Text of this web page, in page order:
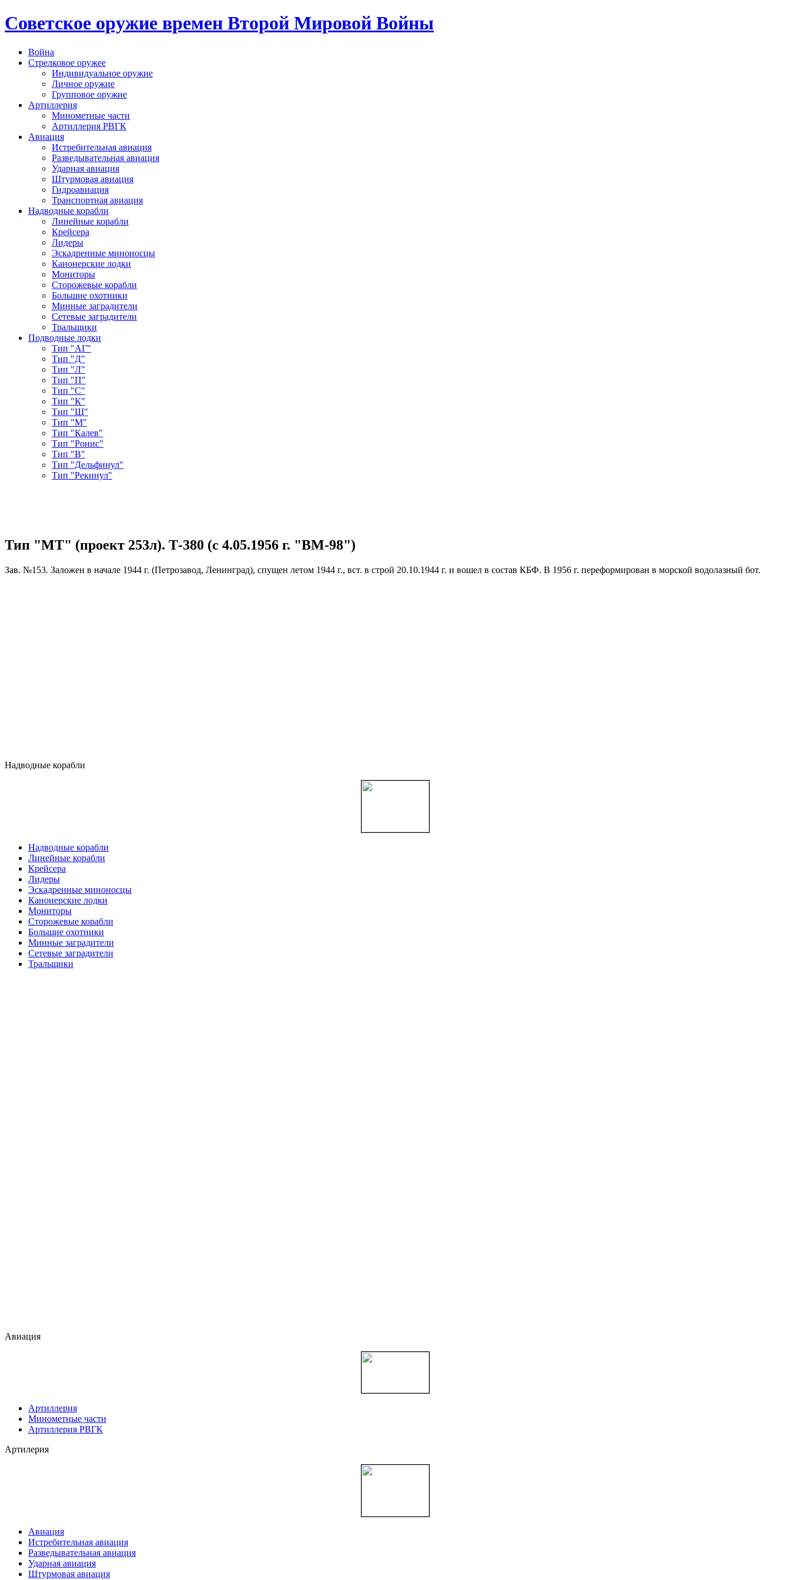
Cоветское оружие времен Второй Мировой Войны
Война
Стрелковое оружее
Индивидуальное оружие
Личное оружие
Групповое оружие
Артиллерия
Минометные части
Артиллерия РВГК
Авиация
Истребительная авиация
Разведывательная авиация
Ударная авиация
Штурмовая авиация
Гидроавиация
Транспортная авиация
Надводные корабли
Линейные корабли
Крейсера
Лидеры
Эскадренные миноносцы
Канонерские лодки
Мониторы
Сторожевые корабли
Большие охотники
Минные заградители
Сетевые заградители
Тральщики
Подводные лодки
Тип "АГ"
Тип "Д"
Тип "Л"
Тип "П"
Тип "С"
Тип "К"
Тип "Щ"
Тип "М"
Тип "Калев"
Тип "Ронис"
Тип "В"
Тип "Дельфинул"
Тип "Рекинул"
Тип "МТ" (проект 253л). Т-380 (с 4.05.1956 г. "ВМ-98")
Зав. №153. Заложен в начале 1944 г. (Петрозавод, Ленинград), спущен летом 1944 г., вст. в строй 20.10.1944 г. и вошел в состав КБФ. В 1956 г. переформирован в морской водолазный бот.
Надводные корабли
Надводные корабли
Линейные корабли
Крейсера
Лидеры
Эскадренные миноносцы
Канонерские лодки
Мониторы
Сторожевые корабли
Большие охотники
Минные заградители
Сетевые заградители
Тральщики
Авиация
Артиллерия
Минометные части
Артиллерия РВГК
Артилерия
Авиация
Истребительная авиация
Разведывательная авиация
Ударная авиация
Штурмовая авиация